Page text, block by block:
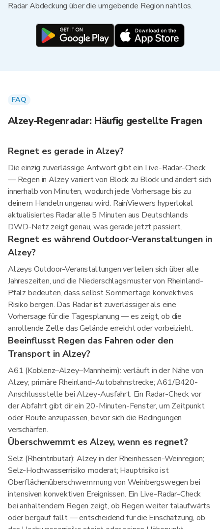
Radar Abdeckung über die umgebende Region nahtlos.
FAQ
Alzey-Regenradar: Häufig gestellte Fragen
Regnet es gerade in Alzey?
Die einzig zuverlässige Antwort gibt ein Live-Radar-Check
— Regen in Alzey variiert von Block zu Block und ändert sich
innerhalb von Minuten, wodurch jede Vorhersage bis zu
deinem Handeln ungenau wird. RainViewers hyperlokal
aktualisiertes Radar alle 5 Minuten aus Deutschlands
DWD-Netz zeigt genau, was gerade jetzt passiert.
Regnet es während Outdoor-Veranstaltungen in
Alzey?
Alzeys Outdoor-Veranstaltungen verteilen sich über alle
Jahreszeiten, und die Niederschlagsmuster von Rheinland-
Pfalz bedeuten, dass selbst Sommertage konvektives
Risiko bergen. Das Radar ist zuverlässiger als eine
Vorhersage für die Tagesplanung — es zeigt, ob die
anrollende Zelle das Gelände erreicht oder vorbeizieht.
Beeinflusst Regen das Fahren oder den
Transport in Alzey?
A61 (Koblenz–Alzey–Mannheim): verläuft in der Nähe von
Alzey; primäre Rheinland-Autobahnstrecke; A61/B420-
Anschlussstelle bei Alzey-Ausfahrt. Ein Radar-Check vor
der Abfahrt gibt dir ein 20-Minuten-Fenster, um Zeitpunkt
oder Route anzupassen, bevor sich die Bedingungen
verschärfen.
Überschwemmt es Alzey, wenn es regnet?
Selz (Rheintributar): Alzey in der Rheinhessen-Weinregion;
Selz-Hochwasserrisiko moderat; Hauptrisiko ist
Oberflächenüberschwemmung von Weinbergswegen bei
intensiven konvektiven Ereignissen. Ein Live-Radar-Check
bei anhaltendem Regen zeigt, ob Regen weiter talaufwärts
oder bergauf fällt — entscheidend für die Einschätzung, ob